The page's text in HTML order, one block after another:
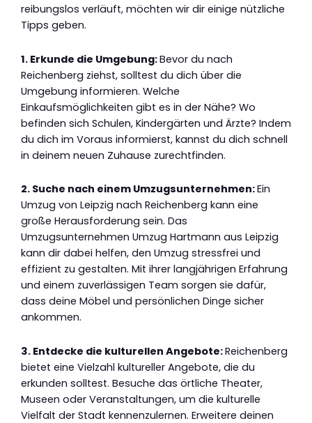
reibungslos verläuft, möchten wir dir einige nützliche
Tipps geben.
1. Erkunde die Umgebung:Bevor du nach
Reichenberg ziehst, solltest du dich über die
Umgebung informieren. Welche
Einkaufsmöglichkeiten gibt es in der Nähe? Wo
befinden sich Schulen, Kindergärten und Ärzte? Indem
du dich im Voraus informierst, kannst du dich schnell
in deinem neuen Zuhause zurechtfinden.
2. Suche nach einem Umzugsunternehmen:Ein
Umzug von Leipzig nach Reichenberg kann eine
große Herausforderung sein. Das
Umzugsunternehmen Umzug Hartmann aus Leipzig
kann dir dabei helfen, den Umzug stressfrei und
effizient zu gestalten. Mit ihrer langjährigen Erfahrung
und einem zuverlässigen Team sorgen sie dafür,
dass deine Möbel und persönlichen Dinge sicher
ankommen.
3. Entdecke die kulturellen Angebote:Reichenberg
bietet eine Vielzahl kultureller Angebote, die du
erkunden solltest. Besuche das örtliche Theater,
Museen oder Veranstaltungen, um die kulturelle
Vielfalt der Stadt kennenzulernen. Erweitere deinen